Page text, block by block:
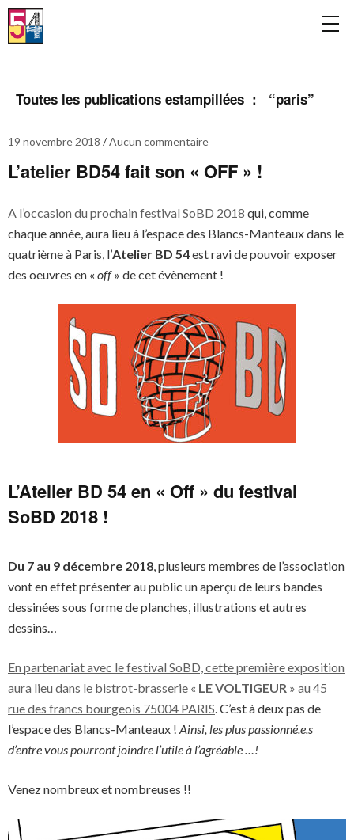
Toutes les publications estampillées : “paris”
19 novembre 2018 Aucun commentaire
L’atelier BD54 fait son « OFF » !
A l’occasion du prochain festival SoBD 2018 qui, comme
chaque année, aura lieu à l’espace des Blancs-Manteaux dans le
quatrième à Paris, l’Atelier BD 54est ravi de pouvoir exposer
des oeuvres en « off» de cet évènement !
L’Atelier BD 54 en « Off » du festival
SoBD 2018 !
Du 7 au 9 décembre 2018, plusieurs membres de l’association
vont en effet présenter au public un aperçu de leurs bandes
dessinées sous forme de planches, illustrations et autres
dessins…
En partenariat avec le festival SoBD, cette première exposition
aura lieu dans le bistrot-brasserie « LE VOLTIGEUR » au 45
rue des francs bourgeois 75004 PARIS. C’est à deux pas de
l’espace des Blancs-Manteaux ! Ainsi, les plus passionné.e.s
d’entre vous pourront joindre l’utile à l’agréable …!
Venez nombreux et nombreuses !!